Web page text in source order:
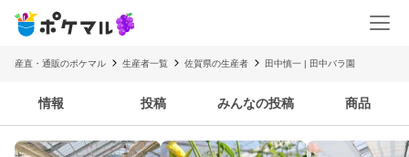
産直・通販のポケマル 生産者一覧 佐賀県の生産者 田中慎一 | 田中バラ園
情報 投稿 みんなの投稿 商品